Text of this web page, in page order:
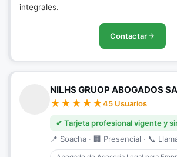
integrales.
Contactar
NILHS GRUOP ABOGADOS
45 Usuarios
✔ Tarjeta profesional vigente y
📍 Soacha · 🏢 Presencial · 📞